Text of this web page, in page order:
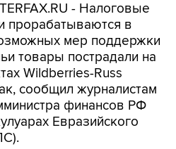
- Налоговые
прорабатываются в
мер поддержки
товары пострадали на
Wildberries-Russ
сообщил журналистам
финансов РФ
Евразийского